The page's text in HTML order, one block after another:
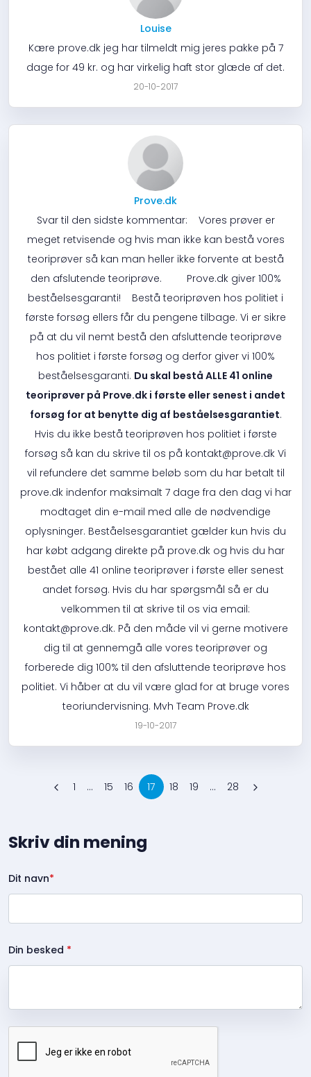
Louise
Kære prove.dk jeg har tilmeldt mig jeres pakke på 7
dage for 49 kr. og har virkelig haft stor glæde af det.
20-10-2017
Prove.dk
Svar til den sidste kommentar: Vores prøver er
meget retvisende og hvis man ikke kan bestå vores
teoriprøver så kan man heller ikke forvente at bestå
den afslutende teoriprøve. Prove.dk giver 100%
beståelsesgaranti! Bestå teoriprøven hos politiet i
første forsøg ellers får du pengene tilbage. Vi er sikre
på at du vil nemt bestå den afsluttende teoriprøve
hos politiet i første forsøg og derfor giver vi 100%
beståelsesgaranti. Du skal bestå ALLE 41 online
teoriprøver på Prove.dk i første eller senest i andet
forsøg for at benytte dig af beståelsesgarantiet.
Hvis du ikke bestå teoriprøven hos politiet i første
forsøg så kan du skrive til os på kontakt@prove.dk Vi
vil refundere det samme beløb som du har betalt til
prove.dk indenfor maksimalt 7 dage fra den dag vi har
modtaget din e-mail med alle de nødvendige
oplysninger. Beståelsesgarantiet gælder kun hvis du
har købt adgang direkte på prove.dk og hvis du har
bestået alle 41 online teoriprøver i første eller senest
andet forsøg. Hvis du har spørgsmål så er du
velkommen til at skrive til os via email:
kontakt@prove.dk. På den måde vil vi gerne motivere
dig til at gennemgå alle vores teoriprøver og
forberede dig 100% til den afsluttende teoriprøve hos
politiet. Vi håber at du vil være glad for at bruge vores
teoriundervisning. Mvh Team Prove.dk
19-10-2017
1 ... 15 16 17 18 19 ... 28
Skriv din mening
Dit navn*
Din besked *